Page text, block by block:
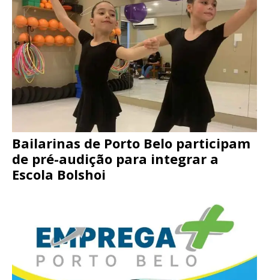
Bailarinas de Porto Belo participam
de pré-audição para integrar a
Escola Bolshoi